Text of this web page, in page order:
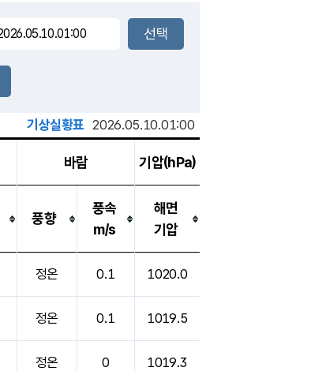
장호원
기상실황표 2026.05.10.01:00
바람 기압(hPa)
풍향
풍속
m/s
해면
기압
정온 0.1 1020.0
정온 0.1 1019.5
정온 0 1019.3